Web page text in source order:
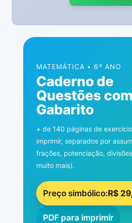
MATEMÁTICA • 6º ANO
Caderno de
Questões com
Gabarito
+ de 140 páginas de
imprimir, separados por
frações, potenciação,
muito mais).
Preço simbólico:R$
PDF para imprimir